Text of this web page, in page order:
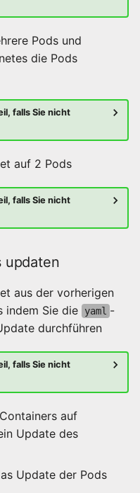
Pods und
die Pods
falls Sie nicht
auf 2 Pods
falls Sie nicht
updaten
aus der vorherigen
indem Sie die
yaml -
durchführen
falls Sie nicht
auf
Update des
Update der Pods